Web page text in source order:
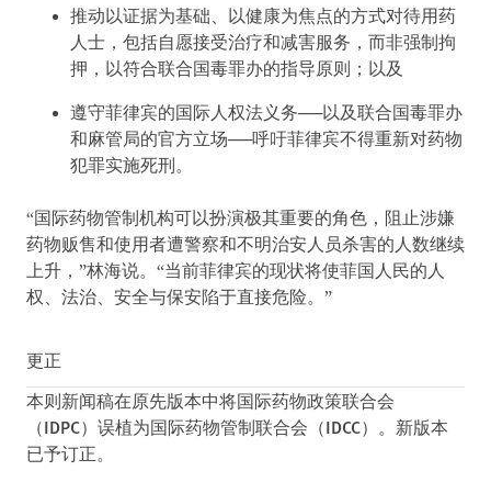
推动以证据为基础、以健康为焦点的方式对待用药
人士，包括自愿接受治疗和减害服务，而非强制拘
押，以符合联合国毒罪办的指导原则；以及
遵守菲律宾的国际人权法义务──以及联合国毒罪办
和麻管局的官方立场──呼吁菲律宾不得重新对药物
犯罪实施死刑。
“国际药物管制机构可以扮演极其重要的角色，阻止涉嫌
药物贩售和使用者遭警察和不明治安人员杀害的人数继续
上升，”林海说。“当前菲律宾的现状将使菲国人民的人
权、法治、安全与保安陷于直接危险。”
更正
本则新闻稿在原先版本中将国际药物政策联合会
（IDPC）误植为国际药物管制联合会（IDCC）。新版本
已予订正。